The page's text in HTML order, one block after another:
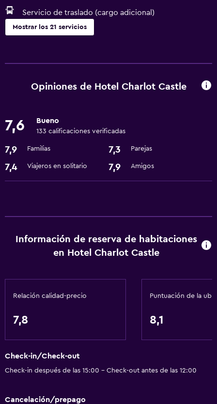
Servicio de traslado (cargo adicional)
Mostrar los 21 servicios
Cafetera
Estacionamiento y transporte
Servicio de traslado (cargo adicional)
Accesibilidad y adecuación
Baño
Secador de pelo
Comedor
General
Pantuflas
Opiniones de Hotel Charlot Castle
7,6 Bueno
133 calificaciones verificadas
7,9 Familias 7,3 Parejas
7,4 Viajeros en solitario 7,9 Amigos
Información de reserva de habitaciones
en Hotel Charlot Castle
Relación calidad-precio
7,8
Puntuación de la
8,1
Check-in/Check-out
Check-in después de las 15:00 - Check-out antes de las 12:00
Cancelación/prepago